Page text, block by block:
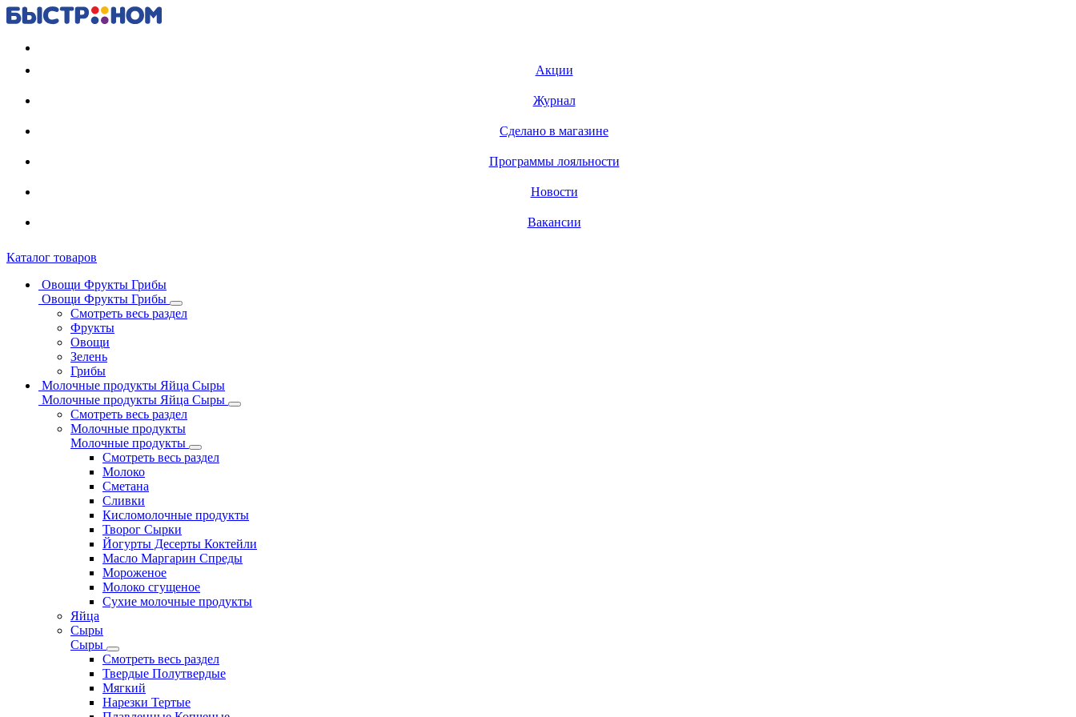
Акции
Журнал
Сделано в магазине
Программы лояльности
Новости
Вакансии
Каталог товаров
Овощи Фрукты Грибы
Овощи Фрукты Грибы
Смотреть весь раздел
Фрукты
Овощи
Зелень
Грибы
Молочные продукты Яйца Сыры
Молочные продукты Яйца Сыры
Смотреть весь раздел
Молочные продукты
Молочные продукты
Смотреть весь раздел
Молоко
Сметана
Сливки
Кисломолочные продукты
Творог Сырки
Йогурты Десерты Коктейли
Масло Маргарин Спреды
Мороженое
Молоко сгущеное
Сухие молочные продукты
Яйца
Сыры
Сыры
Смотреть весь раздел
Твердые Полутвердые
Мягкий
Нарезки Тертые